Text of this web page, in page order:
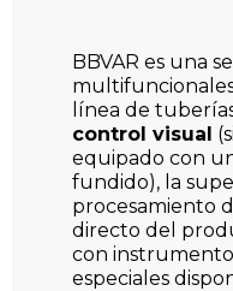
BBVAR es una
línea de
control visual
equipado con
fundido), la
procesamiento
directo del
con
especiales